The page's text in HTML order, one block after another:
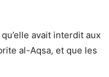
avait interdit aux
al-Aqsa, et que les